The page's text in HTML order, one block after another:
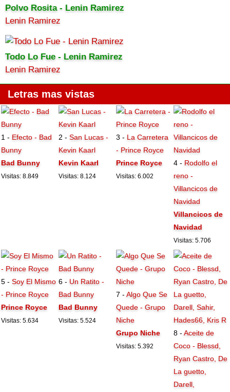
Polvo Rosita - Lenin Ramirez
Lenin Ramirez
Todo Lo Fue - Lenin Ramirez
Lenin Ramirez
Letras mas vistas
1 - Efecto - Bad
Bunny
Bad Bunny
Visitas: 8.849
2 -San Lucas -
Kevin Kaarl
Kevin Kaarl
Visitas: 8.124
3 - La Carretera
- Prince Royce
Prince Royce
Visitas: 6.002
4 - Rodolfo el
reno -
Villancicos de
Navidad
Villancicos de
Navidad
Visitas: 5.706
5 -Soy El Mismo
- Prince Royce
Prince Royce
Visitas: 5.634
6 - Un Ratito -
Bad Bunny
Bad Bunny
Visitas: 5.524
7 -Algo Que Se
Quede - Grupo
Niche
Grupo Niche
Visitas: 5.392
8 -Aceite de
Coco - Blessd,
Ryan Castro, De
La guetto,
Darell,